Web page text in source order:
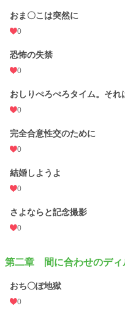
おま〇こは突然に
0
恐怖の失禁
0
おしりぺろぺろタイム。それ
0
完全合意性交のために
0
結婚しようよ
0
さよならと記念撮影
0
第二章 間に合わせのディ
おち〇ぽ地獄
0